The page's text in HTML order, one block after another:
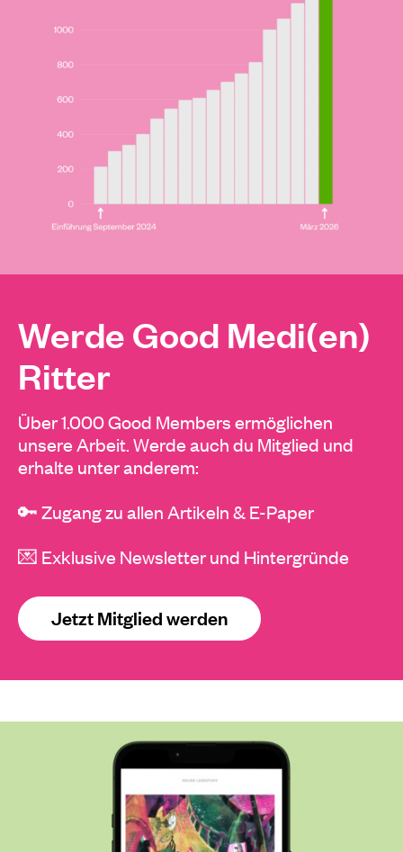
Werde Good Medi(en)
Ritter
Über 1.000 Good Members ermöglichen
unsere Arbeit. Werde auch du Mitglied und
erhalte unter anderem:
🔑 Zugang zu allen Artikeln & E-Paper
💌 Exklusive Newsletter und Hintergründe
Jetzt Mitglied werden